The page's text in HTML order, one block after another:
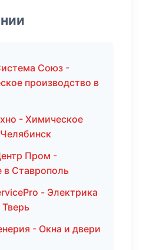
Союз -
производство в
- Химическое
Пром -
в Ставрополь
- Электрика
- Окна и двери